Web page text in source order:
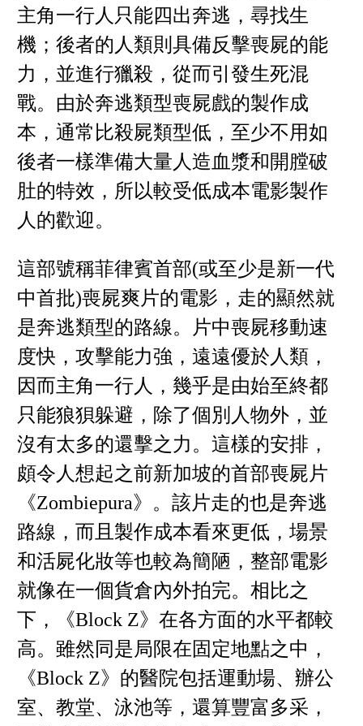
主角一行人只能四出奔逃，尋找生
機；後者的人類則具備反擊喪屍的能
力，並進行獵殺，從而引發生死混
戰。由於奔逃類型喪屍戲的製作成
本，通常比殺屍類型低，至少不用如
後者一樣準備大量人造血漿和開膛破
肚的特效，所以較受低成本電影製作
人的歡迎。
這部號稱菲律賓首部(或至少是新一代
中首批)喪屍爽片的電影，走的顯然就
是奔逃類型的路線。片中喪屍移動速
度快，攻擊能力強，遠遠優於人類，
因而主角一行人，幾乎是由始至終都
只能狼狽躲避，除了個別人物外，並
沒有太多的還擊之力。這樣的安排，
頗令人想起之前新加坡的首部喪屍片
《Zombiepura》。該片走的也是奔逃
路線，而且製作成本看來更低，場景
和活屍化妝等也較為簡陋，整部電影
就像在一個貨倉內外拍完。相比之
下，《Block Z》在各方面的水平都較
高。雖然同是局限在固定地點之中，
《Block Z》的醫院包括運動場、辦公
室、教堂、泳池等，還算豐富多采，